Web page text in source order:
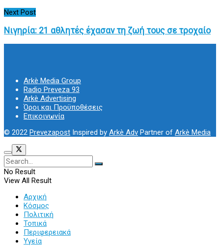
Next Post
Νιγηρία: 21 αθλητές έχασαν τη ζωή τους σε τροχαίο
Arkè Media Group
Radio Preveza 93
Arkè Advertising
Όροι και Προϋποθέσεις
Επικοινωνία
© 2022 Prevezapost Inspired by Arkè Adv Partner of Arkè Media
No Result
View All Result
Αρχική
Κόσμος
Πολιτική
Τοπικά
Περιφερειακά
Υγεία